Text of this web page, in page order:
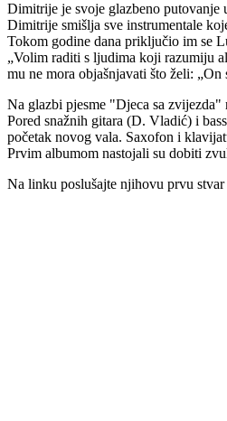
Dimitrije je svoje glazbeno putovanje
Dimitrije smišlja sve instrumentale
Tokom godine dana priključio im se
„Volim raditi s ljudima koji razumiju
mu ne mora objašnjavati što želi:
Na glazbi pjesme "Djeca sa
Pored snažnih gitara (D. Vladić) i
početak novog vala. Saxofon i
Prvim albumom nastojali su dobiti
Na linku poslušajte njihovu prvu stvar